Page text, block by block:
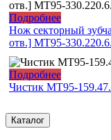
Подробнее
Нож секторный
отв.] МТ95-
Подробнее
Чистик МТ95-
Каталог